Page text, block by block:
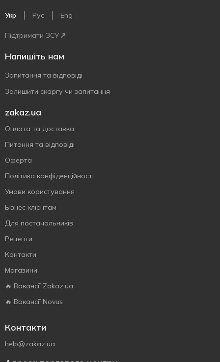
Укр Рус Eng
Підтримати ЗСУ
Напишіть нам
Запитання та відповіді
Залишити скаргу чи запитання
zakaz.ua
Оплата та доставка
Питання та відповіді
Оферта
Політика конфіденційності
Умови користування
Бізнес клієнтам
Для постачальників
Рецепти
Контакти
Магазини
🔥 Вакансії Zakaz.ua
🔥 Вакансії Novus
Контакти
help@zakaz.ua